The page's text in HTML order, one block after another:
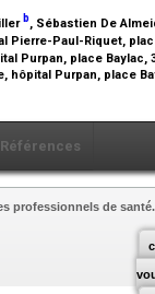
b, Sébastien De
Pierre-Paul-Riquet,
Purpan, place Baylac,
Purpan, place
Références
professionnels de santé.